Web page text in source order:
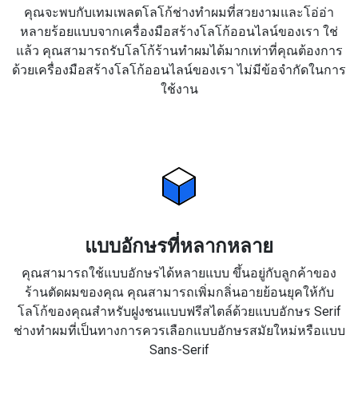
คุณจะพบกับเทมเพลตโลโก้ช่างทำผมที่สวยงามและโอ่อ่า
หลายร้อยแบบจากเครื่องมือสร้างโลโก้ออนไลน์ของเรา ใช่
แล้ว คุณสามารถรับโลโก้ร้านทำผมได้มากเท่าที่คุณต้องการ
ด้วยเครื่องมือสร้างโลโก้ออนไลน์ของเรา ไม่มีข้อจำกัดในการ
ใช้งาน
แบบอักษรที่หลากหลาย
คุณสามารถใช้แบบอักษรได้หลายแบบ ขึ้นอยู่กับลูกค้าของ
ร้านตัดผมของคุณ คุณสามารถเพิ่มกลิ่นอายย้อนยุคให้กับ
โลโก้ของคุณสำหรับฝูงชนแบบฟรีสไตล์ด้วยแบบอักษร Serif
ช่างทำผมที่เป็นทางการควรเลือกแบบอักษรสมัยใหม่หรือแบบ
Sans-Serif